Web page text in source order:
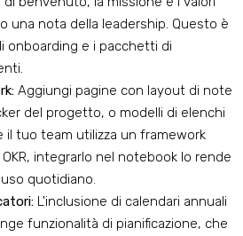
una nota della leadership. Questo è
onboarding e i pacchetti di
Aggiungi pagine con layout di note
del progetto, o modelli di elenchi
il tuo team utilizza un framework
integrarlo nel notebook lo rende
quotidiano.
L'inclusione di calendari annuali
funzionalità di pianificazione, che